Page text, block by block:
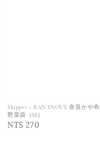
Skipper × BAN INOUE 奈良かや布
野菜袋（M）
Regular
NT$ 270